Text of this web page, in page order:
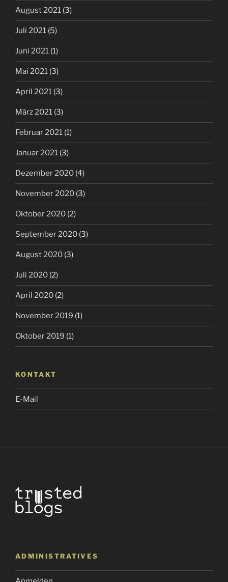
August 2021 (3)
Juli 2021 (5)
Juni 2021 (1)
Mai 2021 (3)
April 2021 (3)
März 2021 (3)
Februar 2021 (1)
Januar 2021 (3)
Dezember 2020 (4)
November 2020 (3)
Oktober 2020 (2)
September 2020 (3)
August 2020 (3)
Juli 2020 (2)
April 2020 (2)
November 2019 (1)
Oktober 2019 (1)
KONTAKT
E-Mail
ADMINISTRATIVES